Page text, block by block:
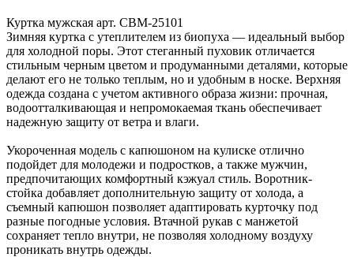
Куртка мужская арт. CBM-25101
Зимняя куртка с утеплителем из биопуха — идеальный выбор
для холодной поры. Этот стеганный пуховик отличается
стильным черным цветом и продуманными деталями, которые
делают его не только теплым, но и удобным в носке. Верхняя
одежда создана с учетом активного образа жизни: прочная,
водоотталкивающая и непромокаемая ткань обеспечивает
надежную защиту от ветра и влаги.
Укороченная модель с капюшоном на кулиске отлично
подойдет для молодежи и подростков, а также мужчин,
предпочитающих комфортный кэжуал стиль. Воротник-
стойка добавляет дополнительную защиту от холода, а
съемный капюшон позволяет адаптировать курточку под
разные погодные условия. Втачной рукав с манжетой
сохраняет тепло внутри, не позволяя холодному воздуху
проникать внутрь одежды.